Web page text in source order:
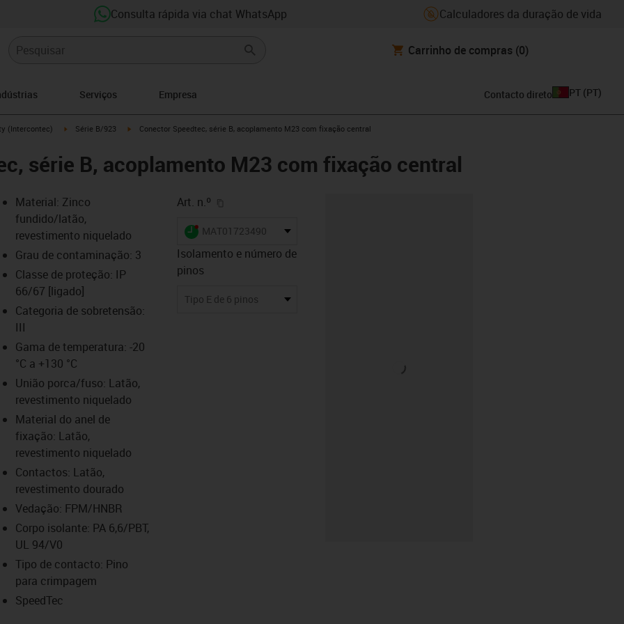
Consulta rápida via chat WhatsApp Calculadores da duração de vida
Carrinho de compras (0)
Serviços Empresa Contacto direto PT (PT)
(Intercontec) igus-icon-arrow-right
Série B/923 igus-icon-arrow-right
Conector Speedtec, série B, acoplamento M23 com fixação central
série B, acoplamento M23 com fixação central
icon-lupe
icon-lupe
icon-lupe
icon-lupe
icon-arrow-right
Material: Zinco
fundido/latão,
revestimento niquelado
Grau de contaminação: 3
Classe de proteção: IP
66/67 [ligado]
Categoria de sobretensão:
III
Gama de temperatura: -20
°C a +130 °C
União porca/fuso: Latão,
revestimento niquelado
Material do anel de
fixação: Latão,
revestimento niquelado
Contactos: Latão,
revestimento dourado
Vedação: FPM/HNBR
Corpo isolante: PA 6,6/PBT,
UL 94/V0
Tipo de contacto: Pino
para crimpagem
SpeedTec
Art. n.º
igus-icon-lieferzeit-dot
MAT01723490
Isolamento e número de
pinos
Tipo E de 6 pinos